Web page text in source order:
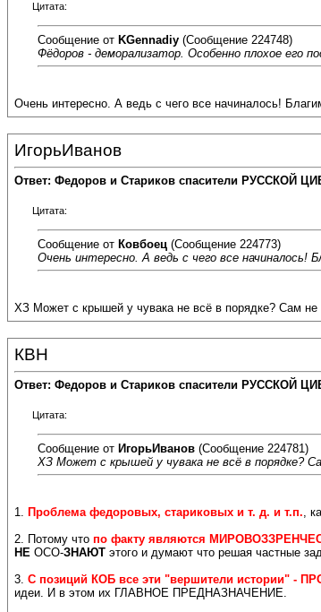
Цитата:
Сообщение от KGennadiy (Сообщение 224748)
Фёдоров - деморализатор. Особенно плохое его
Очень интересно. А ведь с чего все начиналось!
ИгорьИванов
Ответ: Федоров и Стариков спасители РУССКОЙ
Цитата:
Сообщение от Ковбоец (Сообщение 224773)
Очень интересно. А ведь с чего все начиналось!
ХЗ Может с крышей у чувака не всё в порядке? Сам не
КВН
Ответ: Федоров и Стариков спасители РУССКОЙ
Цитата:
Сообщение от ИгорьИванов (Сообщение 224781)
ХЗ Может с крышей у чувака не всё в порядке?
1. Проблема федоровых, стариковых и т. д. и т.п.,
2. Потому что по факту являются
НЕ ОСО-ЗНАЮТ этого и думают что решая частные
3. С позиций КОБ все эти "вершители истории" -
идеи. И в этом их ГЛАВНОЕ ПРЕДНАЗНАЧЕНИЕ.